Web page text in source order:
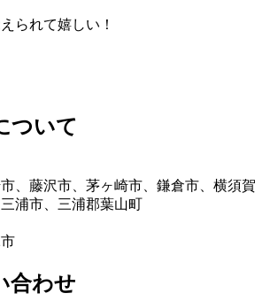
られて嬉しい！
ついて
、藤沢市、茅ヶ崎市、鎌倉市、横須賀
浦市、三浦郡葉山町
合わせ